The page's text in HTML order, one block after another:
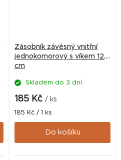
Zásobník závěsný vnitřní
jednokomorový s víkem 12,5
cm
Skladem do 3 dní.
185 Kč / ks
Měrná
cena:
185 Kč / 1 ks
Do košíku